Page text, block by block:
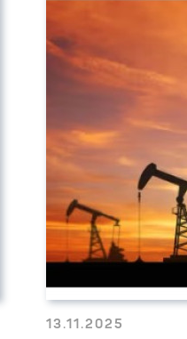
13.11.2025